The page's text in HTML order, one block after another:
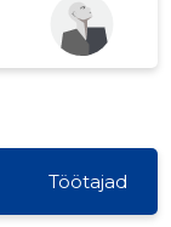
Töötajad